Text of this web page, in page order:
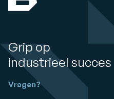
Grip op
industrieel succes
Vragen?